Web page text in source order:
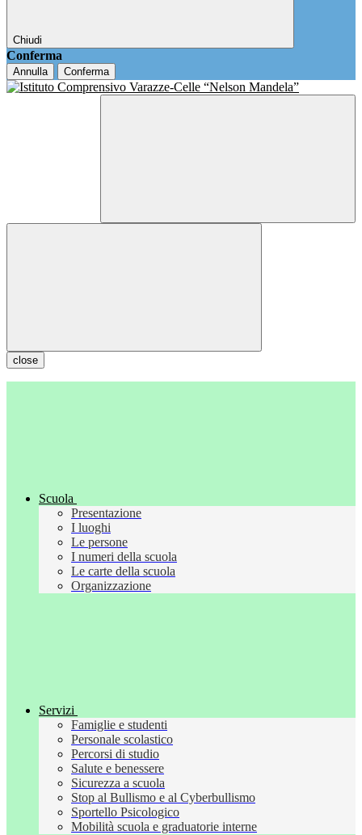
Chiudi
Conferma
Annulla Conferma
close
Scuola
Presentazione
I luoghi
Le persone
I numeri della scuola
Le carte della scuola
Organizzazione
Servizi
Famiglie e studenti
Personale scolastico
Percorsi di studio
Salute e benessere
Sicurezza a scuola
Stop al Bullismo e al Cyberbullismo
Sportello Psicologico
Mobilità scuola e graduatorie interne